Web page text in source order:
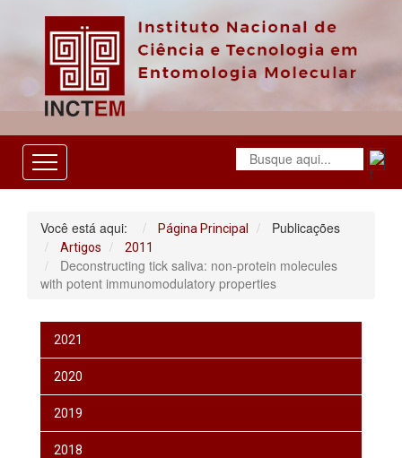
O
Você está aqui: Página Principal Publicações
Artigos 2011
Deconstructing tick saliva: non-protein molecules
with potent immunomodulatory properties
2021
2020
2019
2018